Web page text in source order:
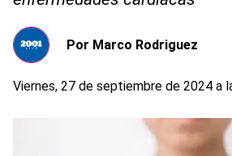
Por Marco Rodriguez
Viernes, 27 de septiembre de 2024 a